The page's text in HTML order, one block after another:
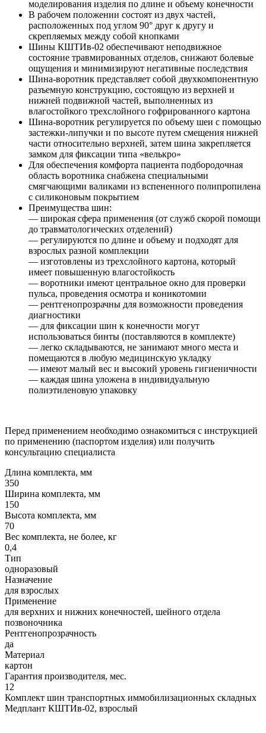
моделирования изделия по длине и объему конечности
В рабочем положении состоят из двух частей,
расположенных под углом 90° друг к другу и
скрепляемых между собой кнопками
Шины КШТИв-02 обеспечивают неподвижное
состояние травмированных отделов, снижают болевые
ощущения и минимизируют негативные последствия
Шина-воротник представляет собой двухкомпонентную
разъемную конструкцию, состоящую из верхней и
нижней подвижной частей, выполненных из
влагостойкого трехслойного гофрированного картона
Шина-воротник регулируется по объему шеи с помощью
застежки-липучки и по высоте путем смещения нижней
части относительно верхней, затем шина закрепляется
замком для фиксации типа «велькро»
Для обеспечения комфорта пациента подбородочная
область воротника снабжена специальными
смягчающими валиками из вспененного полипропилена
с силиконовым покрытием
Преимущества шин:
— широкая сфера применения (от служб скорой помощи
до травматологических отделений)
— регулируются по длине и объему и подходят для
взрослых разной комплекции
— изготовлены из трехслойного картона, который
имеет повышенную влагостойкость
— воротники имеют центральное окно для проверки
пульса, проведения осмотра и коникотомии
— рентгенопрозрачны для возможности проведения
диагностики
— для фиксации шин к конечности могут
использоваться бинты (поставляются в комплекте)
— легко складываются, не занимают много места и
помещаются в любую медицинскую укладку
— имеют малый вес и высокий уровень гигиеничности
— каждая шина уложена в индивидуальную
полиэтиленовую упаковку
Перед применением необходимо ознакомиться с инструкцией
по применению (паспортом изделия) или получить
консультацию специалиста
Длина комплекта, мм
350
Ширина комплекта, мм
150
Высота комплекта, мм
70
Вес комплекта, не более, кг
0,4
Тип
одноразовый
Назначение
для взрослых
Применение
для верхних и нижних конечностей, шейного отдела
позвоночника
Рентгенопрозрачность
да
Материал
картон
Гарантия производителя, мес.
12
Комплект шин транспортных иммобилизационных складных
Медплант КШТИв-02, взрослый